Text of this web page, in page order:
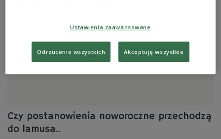
Czy postanowienia noworoczne przechodzą
do lamusa..
Ustawienia zaawansowane
Odrzucenie wszystkich Akceptuję wszystkie